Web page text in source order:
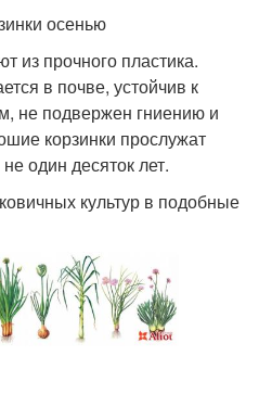
осенью
из прочного пластика.
в почве, устойчив к
не подвержен гниению и
корзинки прослужат
один десяток лет.
культур в подобные